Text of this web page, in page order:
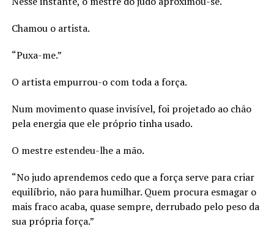
Chamou o artista.
“Puxa-me.”
O artista empurrou-o com toda a força.
Num movimento quase invisível, foi projetado ao chão
pela energia que ele próprio tinha usado.
O mestre estendeu-lhe a mão.
“No judo aprendemos cedo que a força serve para criar
equilíbrio, não para humilhar. Quem procura esmagar o
mais fraco acaba, quase sempre, derrubado pelo peso da
sua própria força.”